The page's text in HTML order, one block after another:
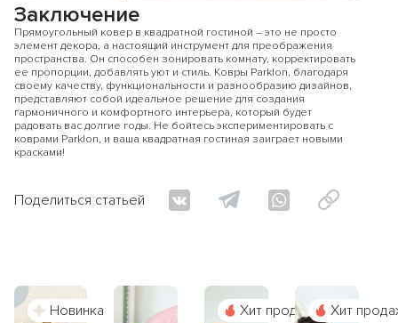
Заключение
Прямоугольный ковер в квадратной гостиной – это не просто
элемент декора, а настоящий инструмент для преображения
пространства. Он способен зонировать комнату, корректировать
ее пропорции, добавлять уют и стиль. Ковры Parklon, благодаря
своему качеству, функциональности и разнообразию дизайнов,
представляют собой идеальное решение для создания
гармоничного и комфортного интерьера, который будет
радовать вас долгие годы. Не бойтесь экспериментировать с
коврами Parklon, и ваша квадратная гостиная заиграет новыми
красками!
Поделиться статьей
Новинка Хит продаж Хит